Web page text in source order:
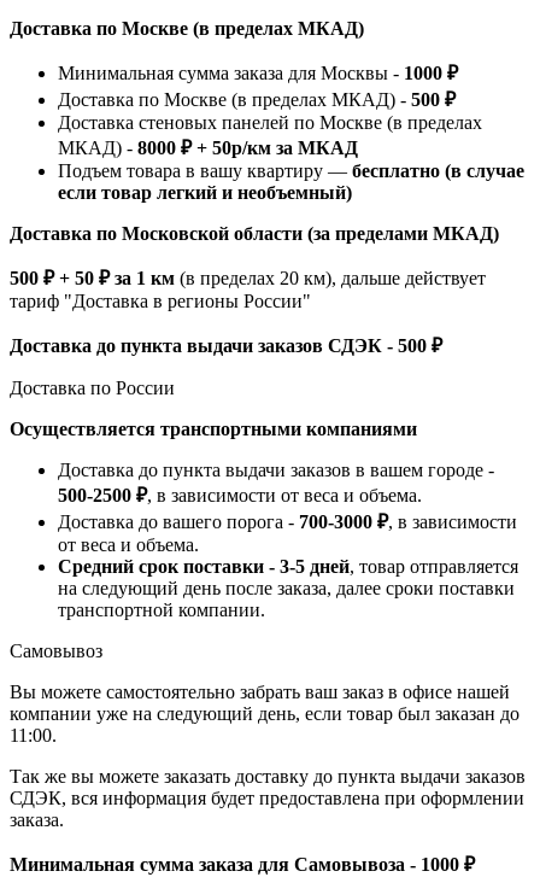
Доставка по Москве (в пределах МКАД)
Минимальная сумма заказа для Москвы - 1000 ₽
Доставка по Москве (в пределах МКАД) - 500 ₽
Доставка стеновых панелей по Москве (в пределах
МКАД) - 8000 ₽ + 50р/км за МКАД
Подъем товара в вашу квартиру — бесплатно (в случае
если товар легкий и необъемный)
Доставка по Московской области (за пределами МКАД)
500 ₽ + 50 ₽ за 1 км (в пределах 20 км), дальше действует
тариф "Доставка в регионы России"
Доставка до пункта выдачи заказов СДЭК - 500 ₽
Доставка по России
Осуществляется транспортными компаниями
Доставка до пункта выдачи заказов в вашем городе -
500-2500 ₽, в зависимости от веса и объема.
Доставка до вашего порога - 700-3000 ₽, в зависимости
от веса и объема.
Средний срок поставки - 3-5 дней, товар отправляется
на следующий день после заказа, далее сроки поставки
транспортной компании.
Самовывоз
Вы можете самостоятельно забрать ваш заказ в офисе нашей
компании уже на следующий день, если товар был заказан до
11:00.
Так же вы можете заказать доставку до пункта выдачи заказов
СДЭК, вся информация будет предоставлена при оформлении
заказа.
Минимальная сумма заказа для Самовывоза - 1000 ₽